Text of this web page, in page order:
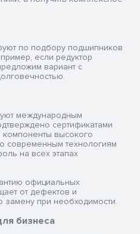
по подбору подшипников
если редуктор
вариант с
международным
сертификатами
высокого
современным технологиям
на всех этапах
официальных
от дефектов и
замену при необходимости.
бизнеса